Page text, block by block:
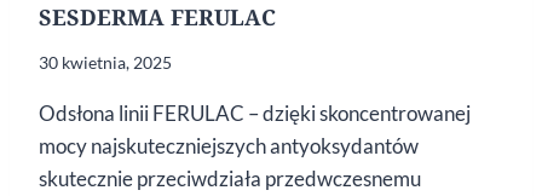
SESDERMA FERULAC
30 kwietnia, 2025
Odsłona linii FERULAC – dzięki skoncentrowanej
mocy najskuteczniejszych antyoksydantów
skutecznie przeciwdziała przedwczesnemu